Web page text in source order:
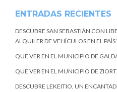
ENTRADAS RECIENTES
DESCUBRE SAN SEBASTIÁN CON
ALQUILER DE VEHÍCULOS EN EL PAÍS
QUE VER EN EL MUNICIPIO DE
QUE VER EN EL MUNICIPIO DE
DESCUBRE LEKEITIO, UN